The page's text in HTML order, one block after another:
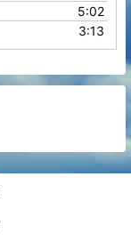
5:02
3:13